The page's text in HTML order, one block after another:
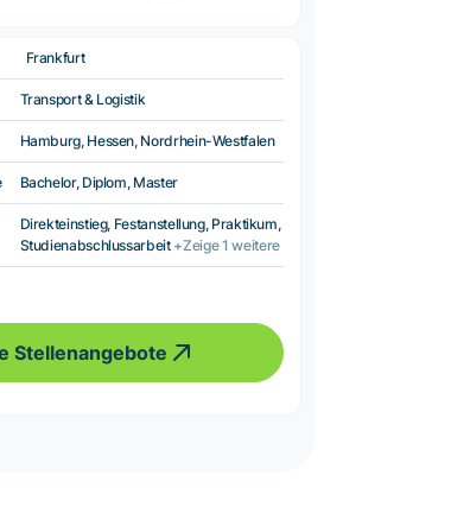
Frankfurt
Transport & Logistik
Hamburg, Hessen, Nordrhein-Westfalen
Bachelor, Diplom, Master
Direkteinstieg, Festanstellung, Praktikum,
Studienabschlussarbeit +Zeige 1 weitere
Stellenangebote